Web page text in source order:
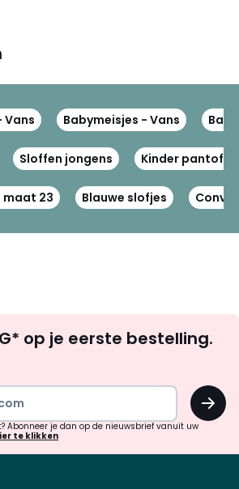
Vans Babymeisjes - Vans
Sloffen jongens Kinder
maat 23 Blauwe slofjes
zoek
inspiratie
verrassingen?
op je eerste bestelling.
OK
Abonneer je dan op de nieuwsbrief vanuit uw
te klikken